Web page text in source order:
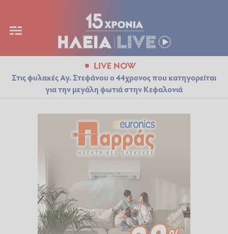
LIVE NOW
Στις φυλακές Αγ. Στεφάνου ο 44χρονος που κατηγορείται
για την μεγάλη φωτιά στην Κεφαλονιά